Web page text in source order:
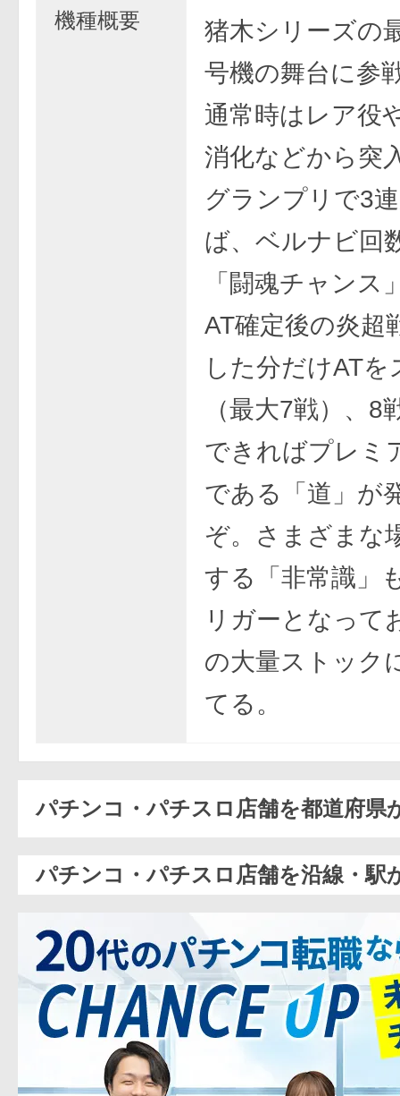
機種概要
猪木シリーズの
号機の舞台に参
通常時はレア役
消化などから突
グランプリで3
ば、ベルナビ回
「闘魂チャンス
AT確定後の炎超
した分だけATを
（最大7戦）、8
できればプレミ
である「道」が
ぞ。さまざまな
する「非常識」
リガーとなって
の大量ストック
てる。
パチンコ・パチスロ店舗を都道府県
パチンコ・パチスロ店舗を沿線・駅